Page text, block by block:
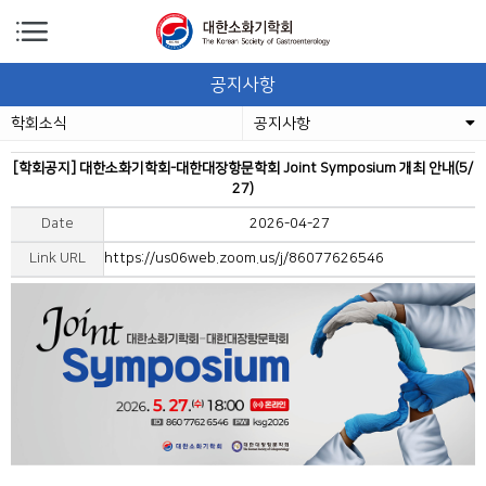
공지사항
학회소식 공지사항
[학회공지] 대한소화기학회-대한대장항문학회 Joint Symposium 개최 안내(5/
27)
Date 2026-04-27
Link URL https://us06web.zoom.us/j/86077626546